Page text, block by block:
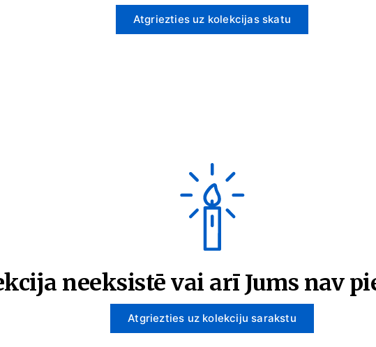
Atgriezties uz kolekcijas skatu
neeksistē vai arī Jums nav
Atgriezties uz kolekciju sarakstu